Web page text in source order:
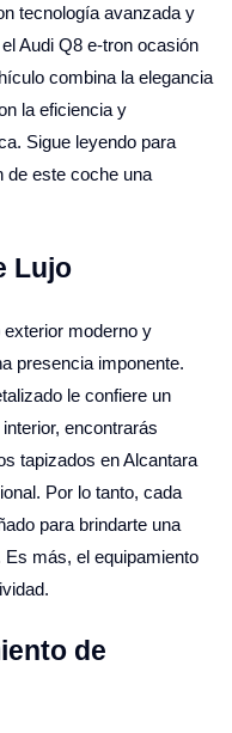
tecnología avanzada y
Audi Q8 e-tron ocasión
combina la elegancia
la eficiencia y
Sigue leyendo para
de este coche una
Lujo
exterior moderno y
presencia imponente.
le confiere un
encontrarás
tapizados en Alcantara
Por lo tanto, cada
para brindarte una
más, el equipamiento
de